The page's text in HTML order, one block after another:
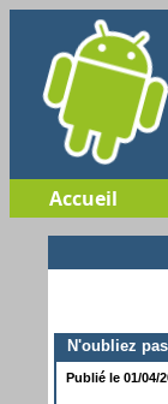
Accueil
N'oubliez
Publié le 01/04/